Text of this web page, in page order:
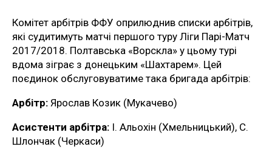
Комітет арбітрів ФФУ оприлюднив списки арбітрів,
які судитимуть матчі першого туру Ліги Парі-Матч
2017/2018. Полтавська «Ворскла» у цьому турі
вдома зіграє з донецьким «Шахтарем». Цей
поєдинок обслуговуватиме така бригада арбітрів:
Арбітр: Ярослав Козик (Мукачево)
Асистенти арбітра: І. Альохін (Хмельницький), С.
Шлончак (Черкаси)